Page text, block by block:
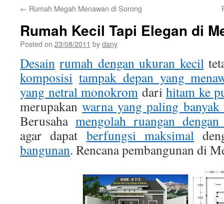
← Rumah Megah Menawan di Sorong
Rumah Kecil Tapi Elegan di
Posted on 23/08/2011 bydany
Desain rumah dengan ukuran kecil
komposisi tampak depan yang
yang netral monokrom dari hitam ke
merupakanwarna yang paling
Berusaha mengolah ruangan
agar dapat berfungsi maksimal
bangunan. Rencana pembangunan di